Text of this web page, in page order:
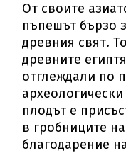
От своите
пъпешът бързо
древния свят.
древните
отглеждали по
плодът е
в гробниците
благодарение